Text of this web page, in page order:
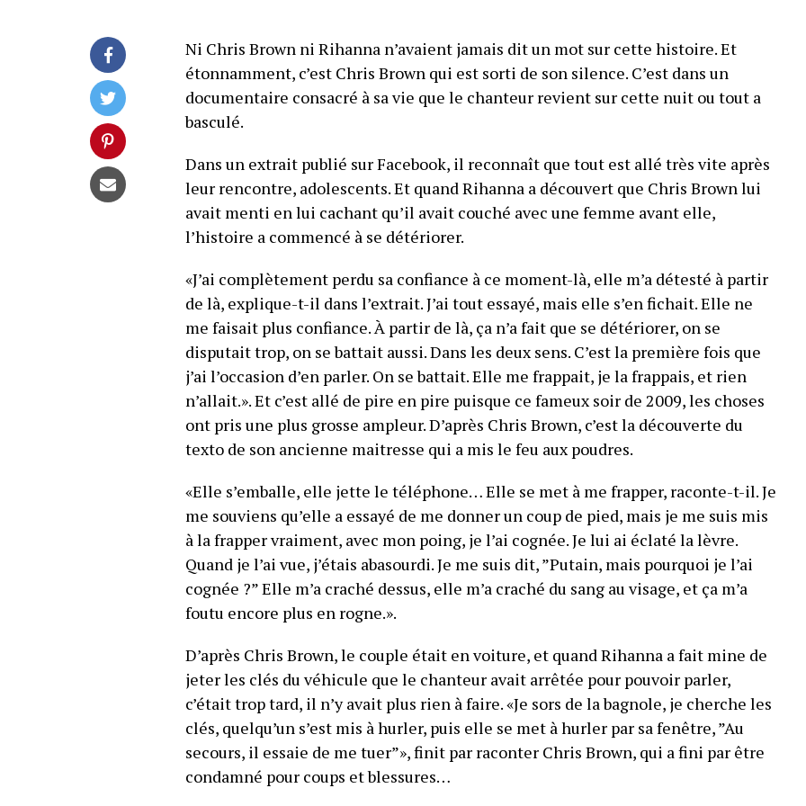
Ni Chris Brown ni Rihanna n’avaient jamais dit un mot sur cette histoire. Et
étonnamment, c’est Chris Brown qui est sorti de son silence. C’est dans un
documentaire consacré à sa vie que le chanteur revient sur cette nuit ou tout a
basculé.
Dans un extrait publié sur Facebook, il reconnaît que tout est allé très vite après
leur rencontre, adolescents. Et quand Rihanna a découvert que Chris Brown lui
avait menti en lui cachant qu’il avait couché avec une femme avant elle,
l’histoire a commencé à se détériorer.
«J’ai complètement perdu sa confiance à ce moment-là, elle m’a détesté à partir
de là, explique-t-il dans l’extrait. J’ai tout essayé, mais elle s’en fichait. Elle ne
me faisait plus confiance. À partir de là, ça n’a fait que se détériorer, on se
disputait trop, on se battait aussi. Dans les deux sens. C’est la première fois que
j’ai l’occasion d’en parler. On se battait. Elle me frappait, je la frappais, et rien
n’allait.». Et c’est allé de pire en pire puisque ce fameux soir de 2009, les choses
ont pris une plus grosse ampleur. D’après Chris Brown, c’est la découverte du
texto de son ancienne maitresse qui a mis le feu aux poudres.
«Elle s’emballe, elle jette le téléphone… Elle se met à me frapper, raconte-t-il. Je
me souviens qu’elle a essayé de me donner un coup de pied, mais je me suis mis
à la frapper vraiment, avec mon poing, je l’ai cognée. Je lui ai éclaté la lèvre.
Quand je l’ai vue, j’étais abasourdi. Je me suis dit, ”Putain, mais pourquoi je l’ai
cognée ?” Elle m’a craché dessus, elle m’a craché du sang au visage, et ça m’a
foutu encore plus en rogne.».
D’après Chris Brown, le couple était en voiture, et quand Rihanna a fait mine de
jeter les clés du véhicule que le chanteur avait arrêtée pour pouvoir parler,
c’était trop tard, il n’y avait plus rien à faire. «Je sors de la bagnole, je cherche les
clés, quelqu’un s’est mis à hurler, puis elle se met à hurler par sa fenêtre, ”Au
secours, il essaie de me tuer”», finit par raconter Chris Brown, qui a fini par être
condamné pour coups et blessures…